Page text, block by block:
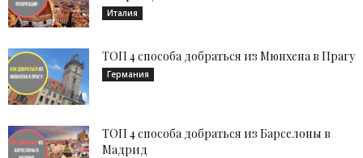
Италия
ТОП 4 способа добраться из Мюнхена в Прагу
Германия
ТОП 4 способа добраться из Барселоны в
Мадрид